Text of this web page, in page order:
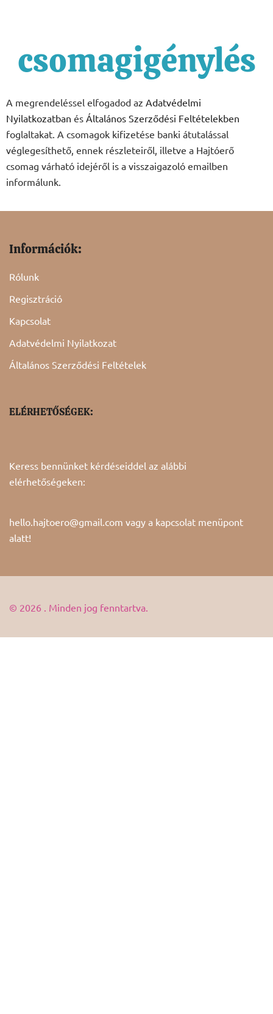
csomagigénylés
A megrendeléssel elfogadod az Adatvédelmi
Nyilatkozatban és Általános Szerződési Feltételekben
foglaltakat. A csomagok kifizetése banki átutalással
véglegesíthető, ennek részleteiről, illetve a Hajtóerő
csomag várható idejéről is a visszaigazoló emailben
informálunk.
Információk:
Rólunk
Regisztráció
Kapcsolat
Adatvédelmi Nyilatkozat
Általános Szerződési Feltételek
ELÉRHETŐSÉGEK:
Keress bennünket kérdéseiddel az alábbi
elérhetőségeken:
hello.hajtoero@gmail.com vagy a kapcsolat menüpont
alatt!
© 2026 . Minden jog fenntartva.